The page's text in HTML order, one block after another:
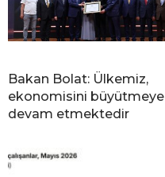
Bakan Bolat: Ülkemiz,
ekonomisini büyütmeye
devam etmektedir